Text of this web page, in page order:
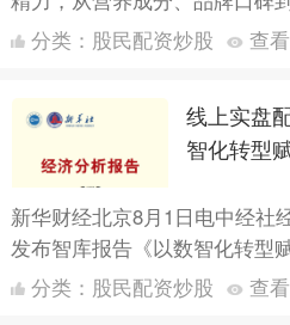
实盘配资网站，每个细节都力
分类： 股民配资炒股 查看
线上实盘
智化转型
新华财经北京8月1日电中经社
发布智库报告《以数智化转型
（以下简称“报告”）指出，当
分类： 股民配资炒股 查看